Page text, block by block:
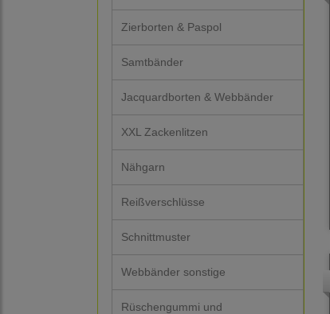
Zierborten & Paspol
Samtbänder
Jacquardborten & Webbänder
XXL Zackenlitzen
Nähgarn
Reißverschlüsse
Schnittmuster
Webbänder sonstige
Rüschengummi und